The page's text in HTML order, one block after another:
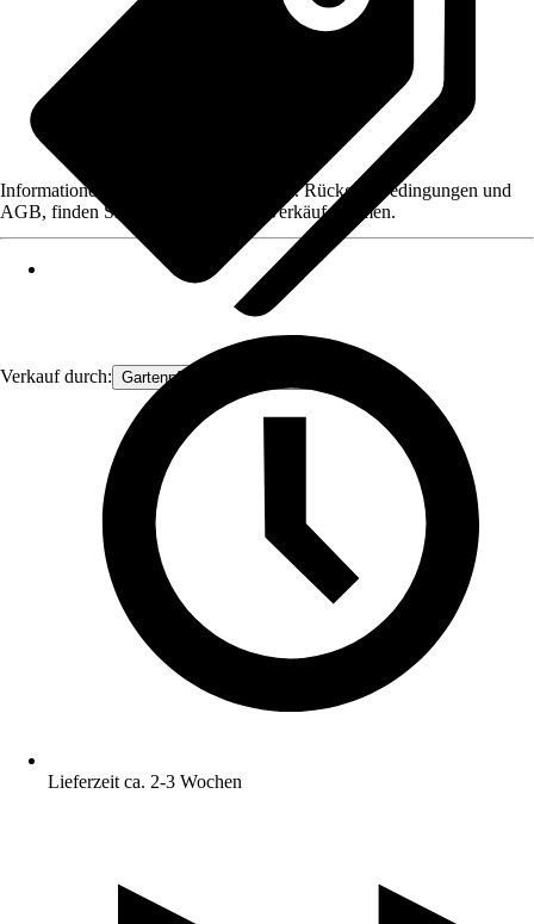
Verkauf durch: Gartenpflanzen Ammerland
Informationen des Verkäufers, wie z. B. Rückgabebedingungen und
AGB, finden Sie bei Klick auf den Verkäufernamen.
Lieferzeit ca. 2-3 Wochen